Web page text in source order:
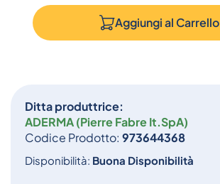
Ditta produttrice:
ADERMA (Pierre Fabre It.SpA)
Codice Prodotto: 973644368
Disponibilità: Buona Disponibilità
Aggiungi al Carrello